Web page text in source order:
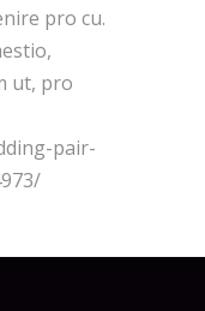
pro cu.
ut, pro
pair-